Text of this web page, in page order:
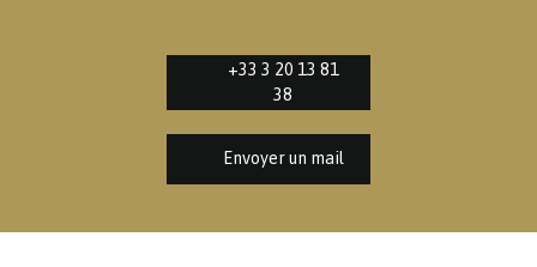
+33 3 20 13 81
38
Envoyer un mail